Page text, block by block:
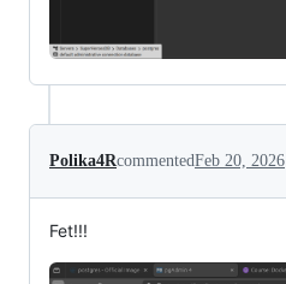
Polika4RcommentedFeb 20, 2026
Fet!!!